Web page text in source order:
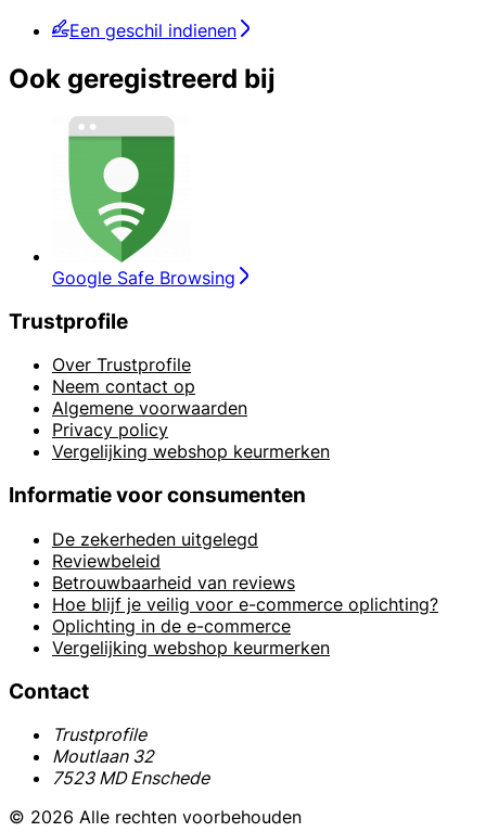
Een geschil indienen
Ook geregistreerd bij
Google Safe Browsing
Trustprofile
Over Trustprofile
Neem contact op
Algemene voorwaarden
Privacy policy
Vergelijking webshop keurmerken
Informatie voor consumenten
De zekerheden uitgelegd
Reviewbeleid
Betrouwbaarheid van reviews
Hoe blijf je veilig voor e-commerce oplichting?
Oplichting in de e-commerce
Vergelijking webshop keurmerken
Contact
Trustprofile
Moutlaan 32
7523 MD Enschede
© 2026 Alle rechten voorbehouden